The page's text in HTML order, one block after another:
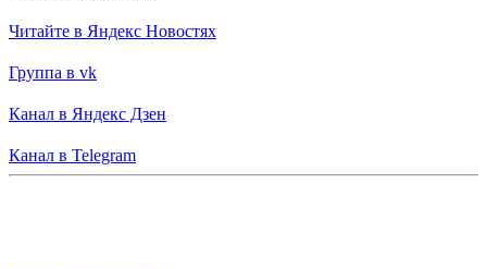
Читайте в Яндекс Новостях
Группа в vk
Канал в Яндекс Дзен
Канал в Telegram